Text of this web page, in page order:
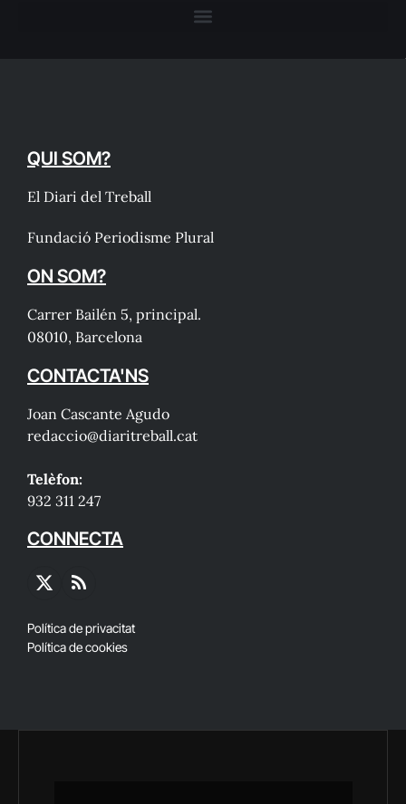
QUI SOM?
El Diari del Treball
Fundació Periodisme Plural
ON SOM?
Carrer Bailén 5, principal.
08010, Barcelona
CONTACTA'NS
Joan Cascante Agudo
redaccio@diaritreball.cat
Telèfon:
932 311 247
CONNECTA
X
RSS
Política de privacitat
Política de cookies